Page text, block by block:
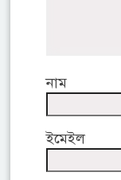
নাম
ইমেইল